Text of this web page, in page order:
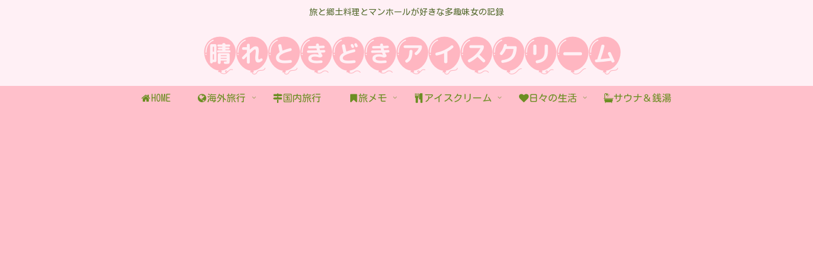
旅と郷土料理とマンホールが好きな多趣味女の記録
HOME 海外旅行 国内旅行 旅メモ アイスクリーム 日々の生活 サウナ＆銭湯